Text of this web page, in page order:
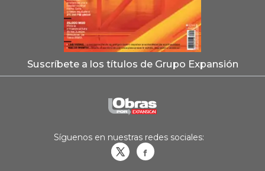
Suscríbete a los títulos de Grupo Expansión
Síguenos en nuestras redes sociales: